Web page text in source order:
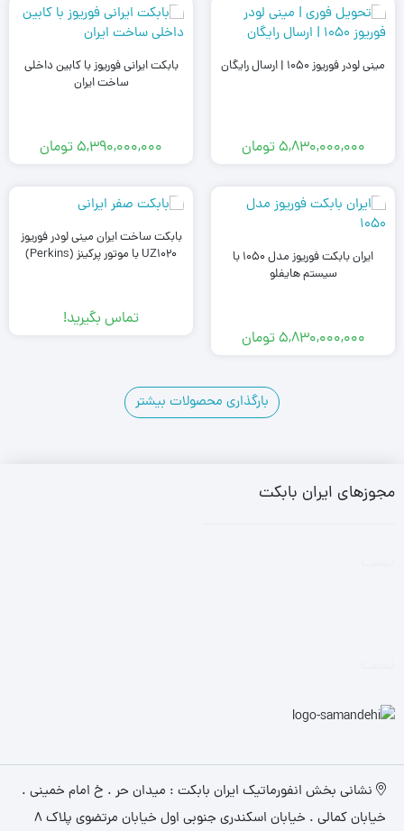
مینی لودر فوریوز 1050 | ارسال رایگان
5,830,000,000تومان
بابکت ایرانی فوریوز با کابین داخلی
ساخت ایران
5,390,000,000تومان
ایران بابکت فوریوز مدل 1050 با
سیستم هایفلو
5,830,000,000تومان
بابکت ساخت ایران مینی لودر فوریوز
UZ1020 با موتور پرکینز (Perkins)
تماس بگیرید!
1
2
بارگذاری محصولات بیشتر
مجوزهای ایران بابکت
نشانی بخش انفورماتیک ایران بابکت : میدان حر . خ امام خمینی .
خیابان کمالی . خیابان اسکندری جنوبی اول خیابان مرتضوی پلاک 8